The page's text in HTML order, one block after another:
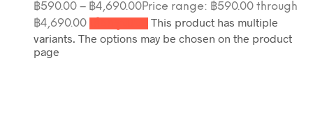
฿590.00 – ฿4,690.00Price range: ฿590.00 through
฿4,690.00
This product has multiple
variants. The options may be chosen on the product
page